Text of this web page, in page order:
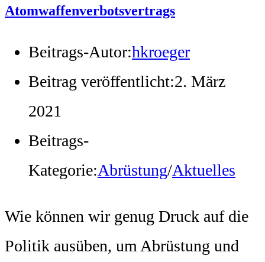
Atomwaffenverbotsvertrags
Beitrags-Autor:hkroeger
Beitrag veröffentlicht:2. März
2021
Beitrags-
Kategorie:Abrüstung/Aktuelles
Wie können wir genug Druck auf die
Politik ausüben, um Abrüstung und